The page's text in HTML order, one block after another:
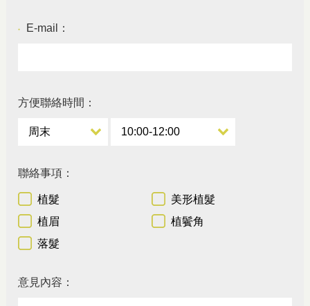
● E-mail：
方便聯絡時間：
聯絡事項：
植髮
美形植髮
植眉
植鬢角
落髮
意見內容：